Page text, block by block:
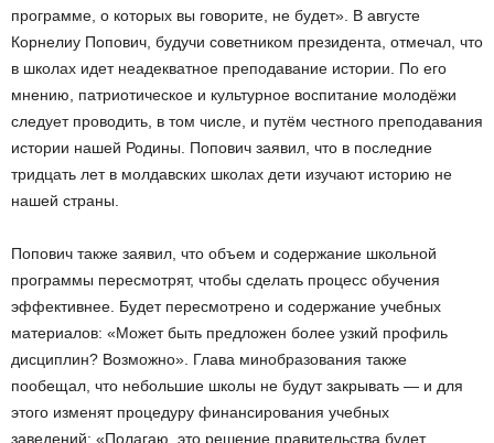
программе, о которых вы говорите, не будет». В августе
Корнелиу Попович, будучи советником президента, отмечал, что
в школах идет неадекватное преподавание истории. По его
мнению, патриотическое и культурное воспитание молодёжи
следует проводить, в том числе, и путём честного преподавания
истории нашей Родины. Попович заявил, что в последние
тридцать лет в молдавских школах дети изучают историю не
нашей страны.
Попович также заявил, что объем и содержание школьной
программы пересмотрят, чтобы сделать процесс обучения
эффективнее. Будет пересмотрено и содержание учебных
материалов: «Может быть предложен более узкий профиль
дисциплин? Возможно». Глава минобразования также
пообещал, что небольшие школы не будут закрывать — и для
этого изменят процедуру финансирования учебных
заведений: «Полагаю, это решение правительства будет